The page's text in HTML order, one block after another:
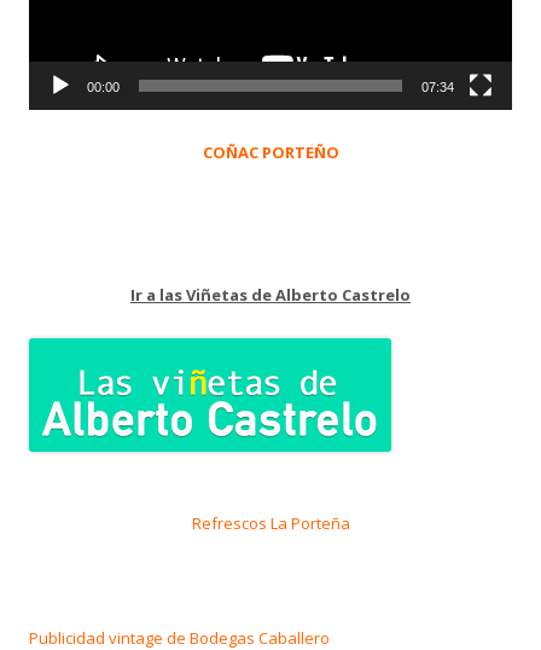
00:00 07:34
COÑAC PORTEÑO
Ir a las Viñetas de Alberto Castrelo
Refrescos La Porteña
Publicidad vintage de Bodegas Caballero